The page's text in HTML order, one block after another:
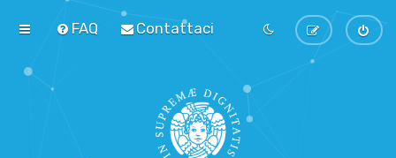
FAQ Contattaci